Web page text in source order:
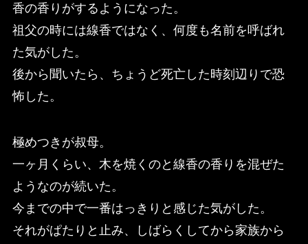
香の香りがするようになった。
祖父の時には線香ではなく、何度も名前を呼ばれ
た気がした。
後から聞いたら、ちょうど死亡した時刻辺りで恐
怖した。
極めつきが叔母。
一ヶ月くらい、木を焼くのと線香の香りを混ぜた
ようなのが続いた。
今までの中で一番はっきりと感じた気がした。
それがぱたりと止み、しばらくしてから家族から